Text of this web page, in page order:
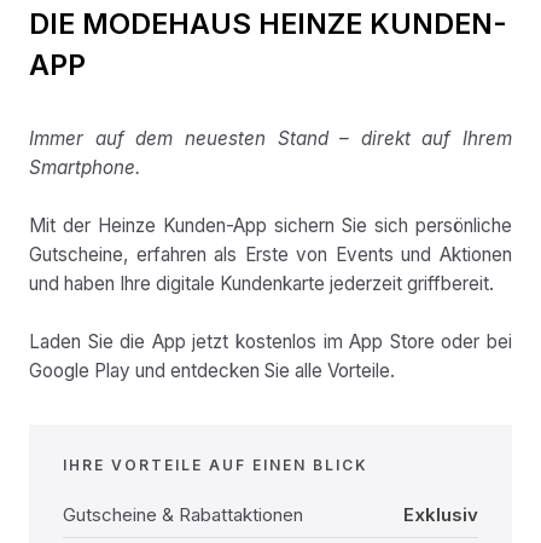
DIE MODEHAUS HEINZE KUNDEN-
APP
Immer auf dem neuesten Stand – direkt auf Ihrem
Smartphone.
Mit der Heinze Kunden-App sichern Sie sich persönliche
Gutscheine, erfahren als Erste von Events und Aktionen
und haben Ihre digitale Kundenkarte jederzeit griffbereit.
Laden Sie die App jetzt kostenlos im App Store oder bei
Google Play und entdecken Sie alle Vorteile.
IHRE VORTEILE AUF EINEN BLICK
Gutscheine & Rabattaktionen
Exklusiv